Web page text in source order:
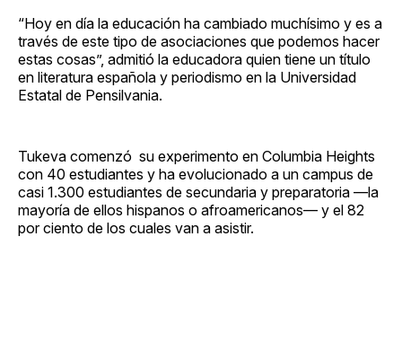
“Hoy en día la educación ha cambiado muchísimo y es a
través de este tipo de asociaciones que podemos hacer
estas cosas”, admitió la educadora quien tiene un título
en literatura española y periodismo en la Universidad
Estatal de Pensilvania.
Tukeva comenzó su experimento en Columbia Heights
con 40 estudiantes y ha evolucionado a un campus de
casi 1.300 estudiantes de secundaria y preparatoria —la
mayoría de ellos hispanos o afroamericanos— y el 82
por ciento de los cuales van a asistir.